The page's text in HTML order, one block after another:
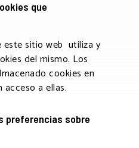
que
este sitio web utiliza y
del mismo. Los
cookies en
a ellas.
preferencias sobre